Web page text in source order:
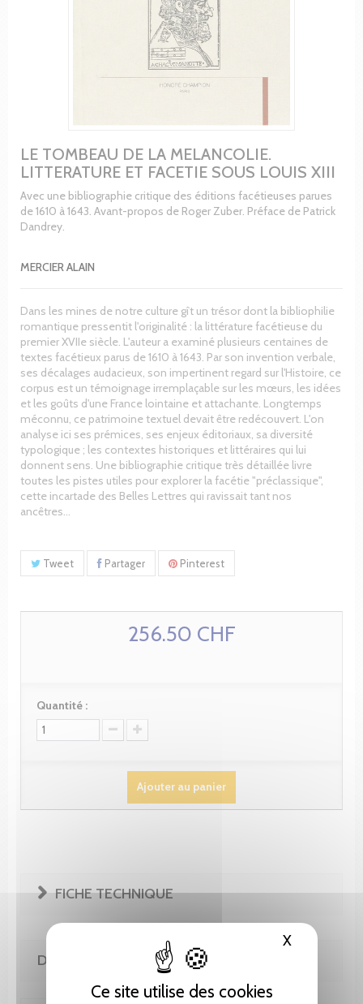
Ce site utilise des cookies
XMasquer
LE TOMBEAU DE LA MELANCOLIE.
LITTERATURE ET FACETIE SOUS LOUIS XIII
Avec une bibliographie critique des éditions facétieuses parues
de 1610 à 1643. Avant-propos de Roger Zuber. Préface de Patrick
Dandrey.
MERCIER ALAIN
Dans les mines de notre culture gît un trésor dont la bibliophilie
romantique pressentit l'originalité : la littérature facétieuse du
premier XVIIe siècle. L'auteur a examiné plusieurs centaines de
textes facétieux parus de 1610 à 1643. Par son invention verbale,
ses décalages audacieux, son impertinent regard sur l'Histoire, ce
corpus est un témoignage irremplaçable sur les mœurs, les idées
et les goûts d'une France lointaine et attachante. Longtemps
méconnu, ce patrimoine textuel devait être redécouvert. L'on
analyse ici ses prémices, ses enjeux éditoriaux, sa diversité
typologique ; les contextes historiques et littéraires qui lui
donnent sens. Une bibliographie critique très détaillée livre
toutes les pistes utiles pour explorer la facétie "préclassique",
cette incartade des Belles Lettres qui ravissait tant nos
ancêtres...
Tweet Partager Pinterest
256.50 CHF
Quantité :
Ajouter au panier
FICHE TECHNIQUE
DE LA MÊME COLLECTION